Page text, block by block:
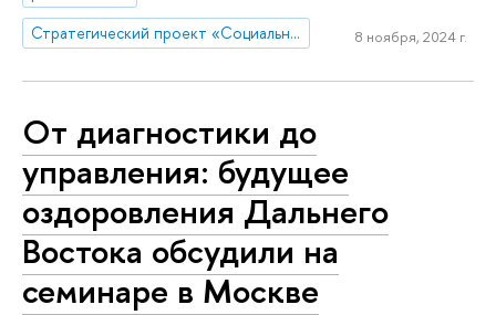
Стратегический проект «Социальная политика устойчивого развития и инклюзивного экономического роста»
8 ноября, 2024 г.
От диагностики до
управления: будущее
оздоровления Дальнего
Востока обсудили на
семинаре в Москве